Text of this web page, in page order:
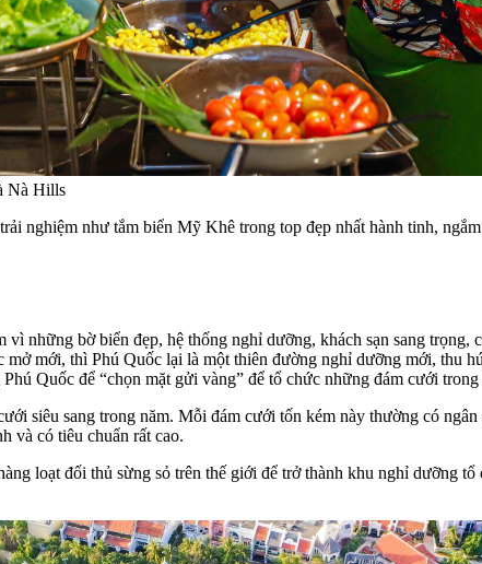
Nà Hills
nghiệm như tắm biển Mỹ Khê trong top đẹp nhất hành tinh,
những bờ biển đẹp, hệ thống nghỉ dưỡng, khách sạn sang
mới, thì Phú Quốc lại là một thiên đường nghỉ dưỡng mới, thu
Quốc để “chọn mặt gửi vàng” để tổ chức những đám cưới trong
siêu sang trong năm. Mỗi đám cưới tốn kém này thường có
và có tiêu chuẩn rất cao.
loạt đối thủ sừng sỏ trên thế giới để trở thành khu nghỉ dưỡng